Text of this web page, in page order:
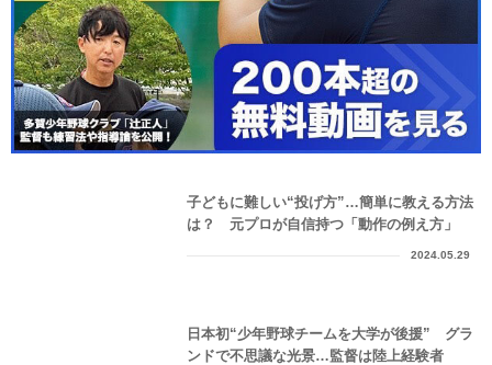
子どもに難しい“投げ方”…簡単に教える方法
は？ 元プロが自信持つ「動作の例え方」
2024.05.29
日本初“少年野球チームを大学が後援” グラ
ンドで不思議な光景…監督は陸上経験者